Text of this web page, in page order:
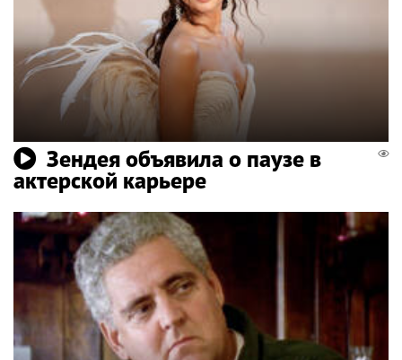
Зендея объявила о паузе в
актерской карьере